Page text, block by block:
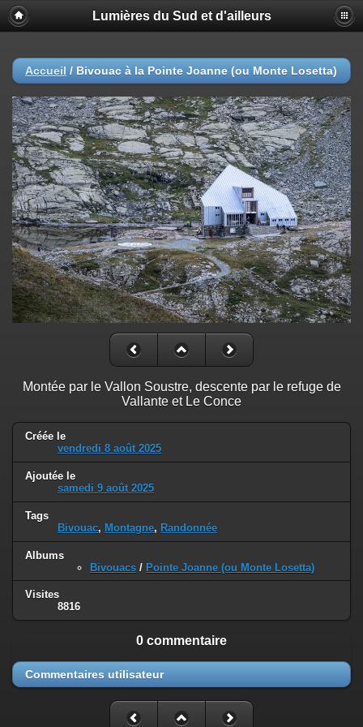
Lumières du Sud et d'ailleurs
Accueil / Bivouac à la Pointe Joanne (ou Monte Losetta)
Montée par le Vallon Soustre, descente par le refuge de
Vallante et Le Conce
Créée le
vendredi 8 août 2025
Ajoutée le
samedi 9 août 2025
Tags
Bivouac, Montagne, Randonnée
Albums
Bivouacs / Pointe Joanne (ou Monte Losetta)
Visites
8816
0 commentaire
Commentaires utilisateur